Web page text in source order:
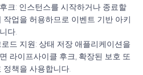
크: 인스턴스를 시작하거나 종료할
작업을 허용하므로 이벤트 기반 아키
다.
드 지원: 상태 저장 애플리케이션을
라이프사이클 후크, 확장된 보호 또
정책을 사용합니다.